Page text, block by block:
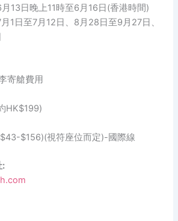
13日晚上11時至6月16日(香港時間)
1日至7月12日、8月28日至9月27日、
寄艙費用
HK$199)
$156)(視符座位而定)-國際線
: